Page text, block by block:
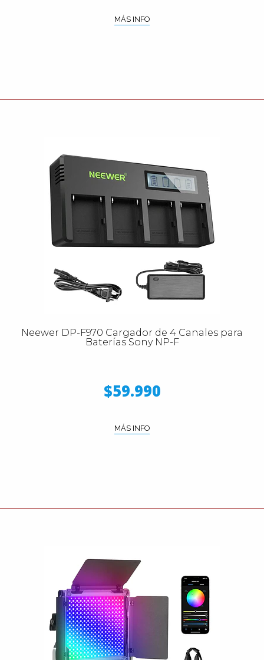
MÁS INFO
Neewer DP-F970 Cargador de 4 Canales para
Baterías Sony NP-F
$59.990
MÁS INFO